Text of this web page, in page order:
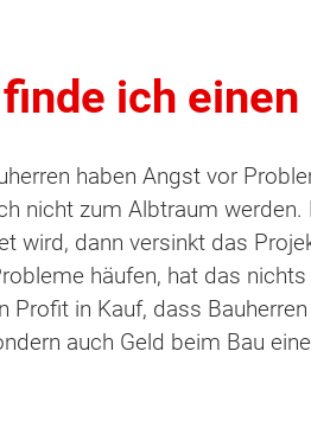
ich
haben Angst vor
nicht zum Albtraum
wird, dann versinkt das
häufen, hat das
Profit in Kauf, dass
auch Geld beim Bau